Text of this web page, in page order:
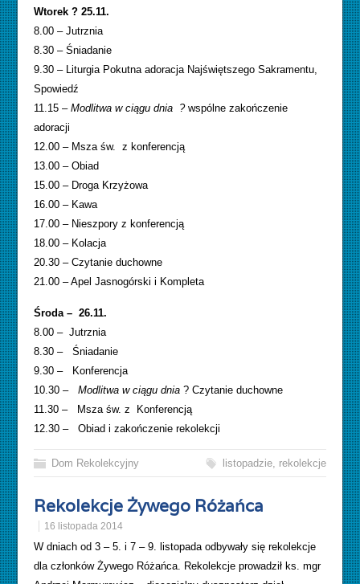
Wtorek ? 25.11.
8.00 – Jutrznia
8.30 – Śniadanie
9.30 – Liturgia Pokutna adoracja Najświętszego Sakramentu,
Spowiedź
11.15 –Modlitwa w ciągu dnia ?wspólne zakończenie
adoracji
12.00 – Msza św. z konferencją
13.00 – Obiad
15.00 – Droga Krzyżowa
16.00 – Kawa
17.00 – Nieszpory z konferencją
18.00 – Kolacja
20.30 – Czytanie duchowne
21.00 – Apel Jasnogórski i Kompleta
Środa – 26.11.
8.00 – Jutrznia
8.30 – Śniadanie
9.30 – Konferencja
10.30 –Modlitwa w ciągu dnia ? Czytanie duchowne
11.30 – Msza św. z Konferencją
12.30 – Obiad i zakończenie rekolekcji
Dom Rekolekcyjny listopadzie, rekolekcje
Rekolekcje Żywego Różańca
16 listopada 2014
W dniach od 3 – 5. i 7 – 9. listopada odbywały się rekolekcje
dla członków Żywego Różańca. Rekolekcje prowadził ks. mgr